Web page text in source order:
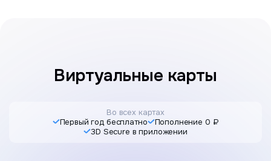
Виртуальные карты
Во всех картах
Первый год бесплатно
Пополнение 0 ₽
3D Secure в приложении